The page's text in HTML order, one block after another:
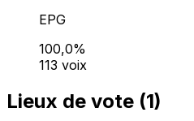
EPG
100,0%
113 voix
Lieux de vote (1)